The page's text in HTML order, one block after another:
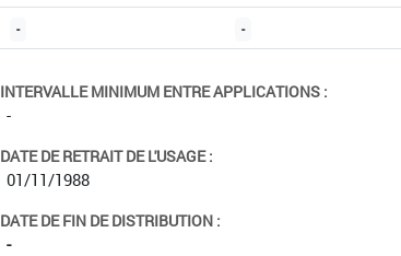
- -
INTERVALLE MINIMUM ENTRE APPLICATIONS :
-
DATE DE RETRAIT DE L'USAGE :
01/11/1988
DATE DE FIN DE DISTRIBUTION :
-